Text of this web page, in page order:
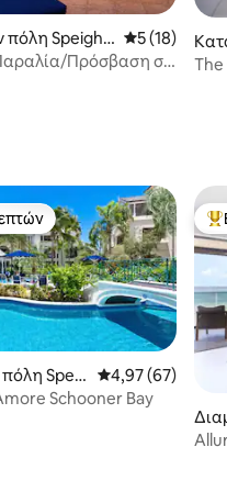
κριτικές
πόλη Speight
Μέση
5 (18)
Πρόσβαση σε
ns
κριτικές
επισκεπτών
Speig Μέση
4,97 (67)
Schooner Bay